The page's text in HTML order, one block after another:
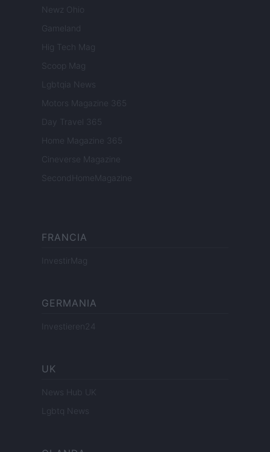
Newz Ohio
Gameland
Hig Tech Mag
Scoop Mag
Lgbtqia News
Motors Magazine 365
Day Travel 365
Home Magazine 365
Cineverse Magazine
SecondHomeMagazine
FRANCIA
InvestirMag
GERMANIA
Investieren24
UK
News Hub UK
Lgbtq News